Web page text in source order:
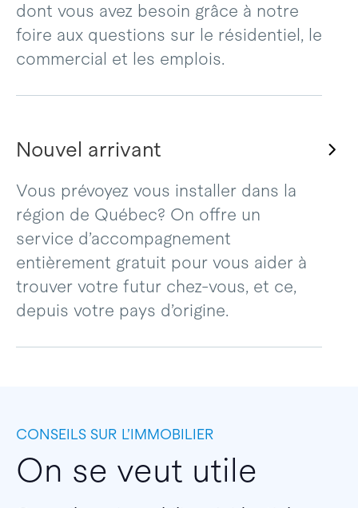
dont vous avez besoin grâce à notre
foire aux questions sur le résidentiel, le
commercial et les emplois.
Nouvel arrivant
Vous prévoyez vous installer dans la
région de Québec? On offre un
service d’accompagnement
entièrement gratuit pour vous aider à
trouver votre futur chez-vous, et ce,
depuis votre pays d’origine.
CONSEILS SUR L’IMMOBILIER
On se veut utile